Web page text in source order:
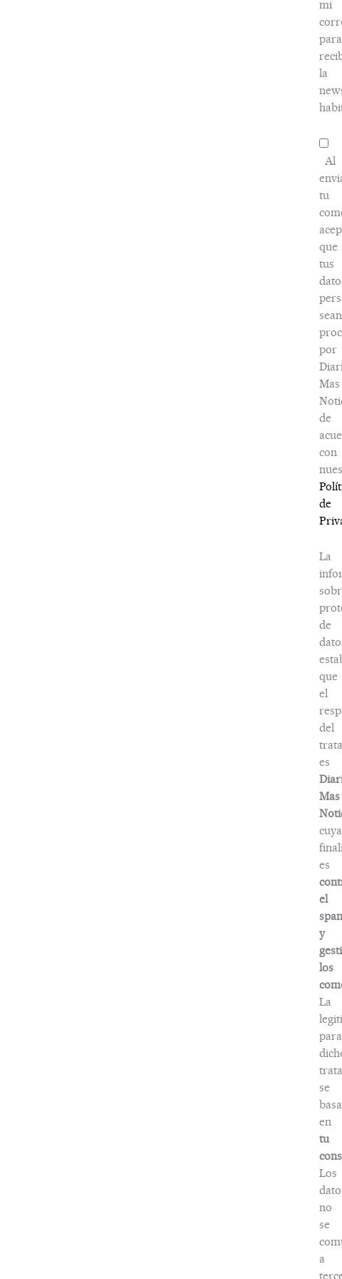
mi
para
la
Al
tu
que
tus
sean
por
Mas
de
con
de
La
de
que
el
del
es
Mas
cuya
es
el
y
los
La
para
se
basa
en
tu
Los
no
se
a